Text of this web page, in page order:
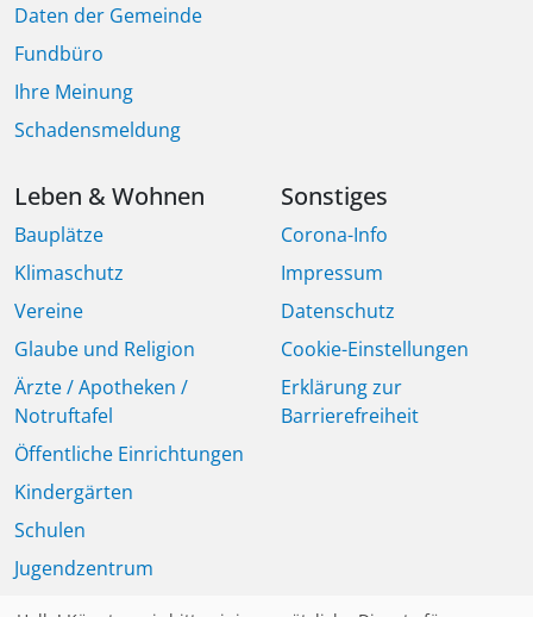
Daten der Gemeinde
Fundbüro
Ihre Meinung
Schadensmeldung
Leben & Wohnen
Bauplätze
Klimaschutz
Vereine
Glaube und Religion
Ärzte / Apotheken /
Notruftafel
Öffentliche Einrichtungen
Kindergärten
Schulen
Jugendzentrum
Sonstiges
Corona-Info
Impressum
Datenschutz
Cookie-Einstellungen
Erklärung zur
Barrierefreiheit